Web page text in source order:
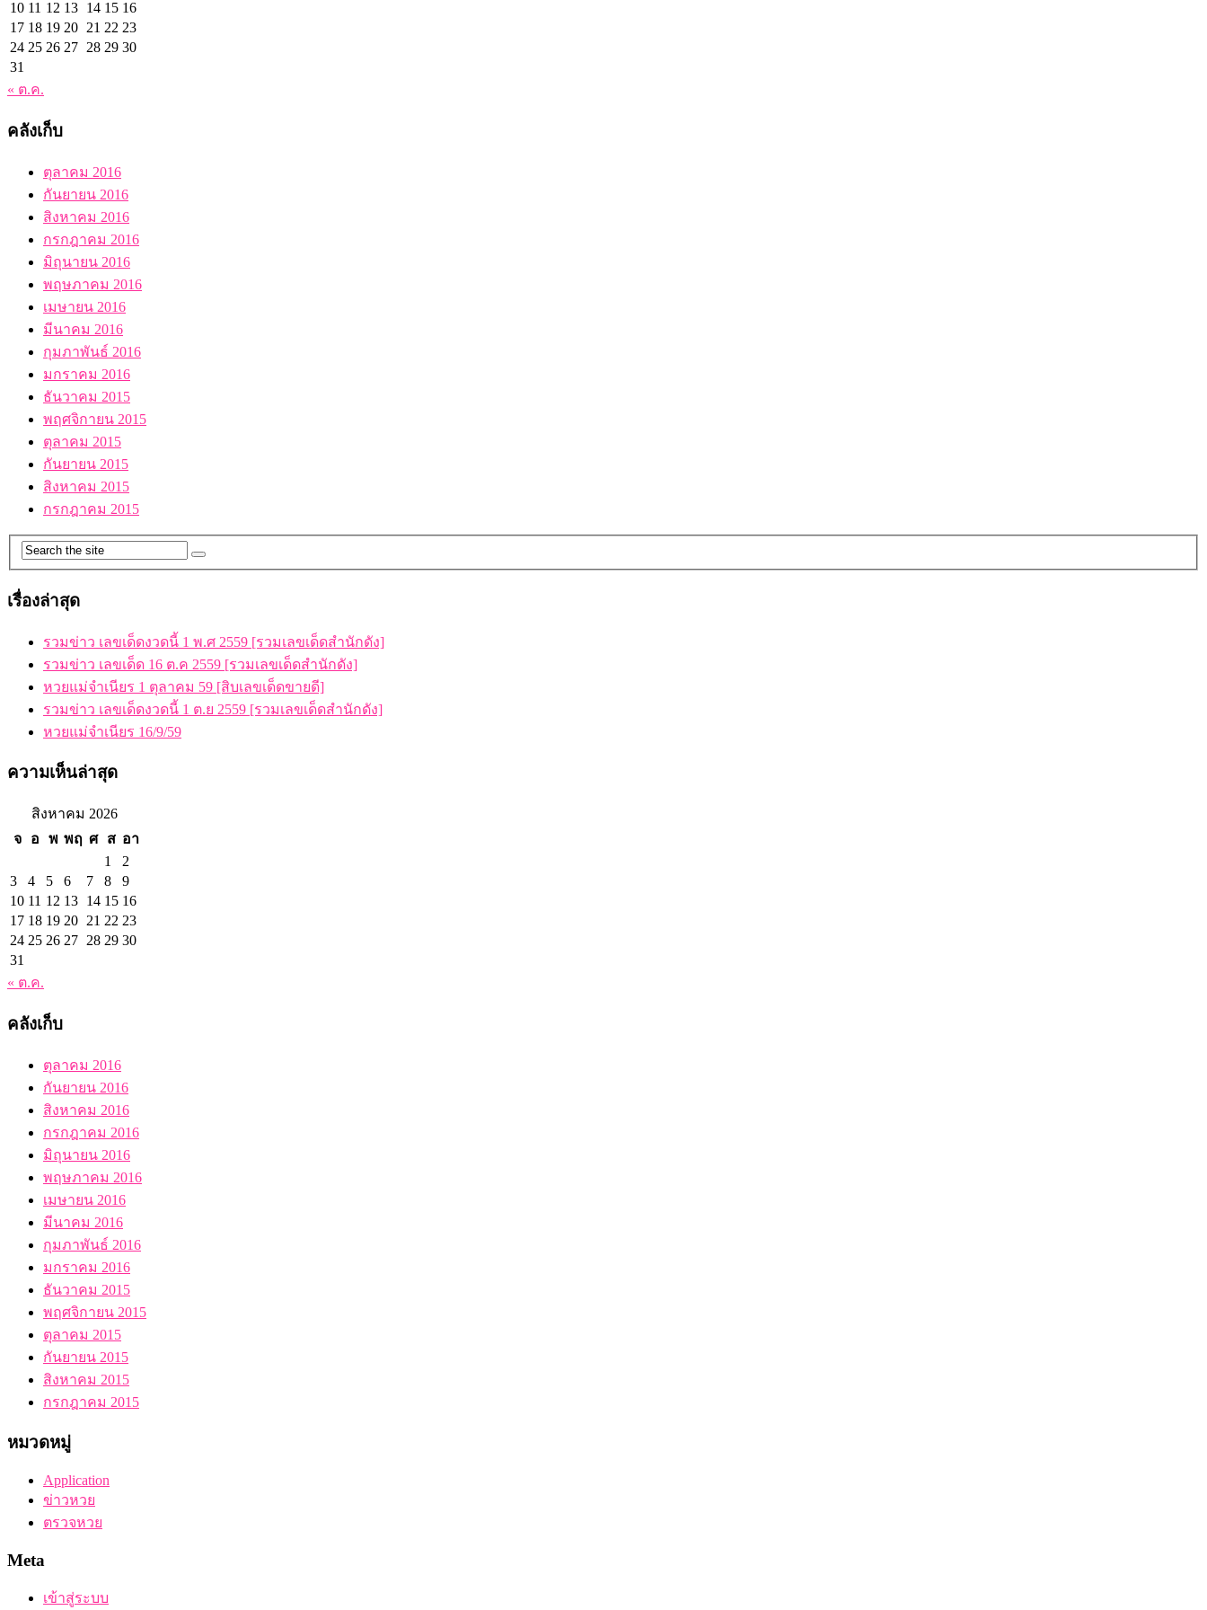
10 11 12 13 14 15 16
17 18 19 20 21 22 23
24 25 26 27 28 29 30
31
« ต.ค.
คลังเก็บ
ตุลาคม 2016
กันยายน 2016
สิงหาคม 2016
กรกฎาคม 2016
มิถุนายน 2016
พฤษภาคม 2016
เมษายน 2016
มีนาคม 2016
กุมภาพันธ์ 2016
มกราคม 2016
ธันวาคม 2015
พฤศจิกายน 2015
ตุลาคม 2015
กันยายน 2015
สิงหาคม 2015
กรกฎาคม 2015
เรื่องล่าสุด
รวมข่าว เลขเด็ดงวดนี้ 1 พ.ศ 2559 [รวมเลขเด็ดสำนักดัง]
รวมข่าว เลขเด็ด 16 ต.ค 2559 [รวมเลขเด็ดสำนักดัง]
หวยแม่จำเนียร 1 ตุลาคม 59 [สิบเลขเด็ดขายดี]
รวมข่าว เลขเด็ดงวดนี้ 1 ต.ย 2559 [รวมเลขเด็ดสำนักดัง]
หวยแม่จำเนียร 16/9/59
ความเห็นล่าสุด
สิงหาคม 2026
จ
อ พ พฤ ศ ส อา
1
2
3
4 5 6 7 8
9
10 11 12 13 14 15 16
17 18 19 20 21 22 23
24 25 26 27 28 29 30
31
« ต.ค.
คลังเก็บ
ตุลาคม 2016
กันยายน 2016
สิงหาคม 2016
กรกฎาคม 2016
มิถุนายน 2016
พฤษภาคม 2016
เมษายน 2016
มีนาคม 2016
กุมภาพันธ์ 2016
มกราคม 2016
ธันวาคม 2015
พฤศจิกายน 2015
ตุลาคม 2015
กันยายน 2015
สิงหาคม 2015
กรกฎาคม 2015
หมวดหมู่
Application
ข่าวหวย
ตรวจหวย
Meta
เข้าสู่ระบบ